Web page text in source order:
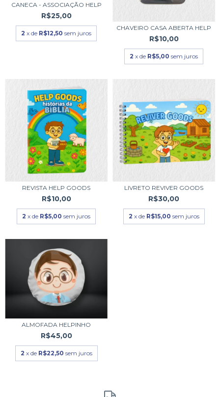
CANECA - ASSOCIAÇÃO HELP
R$25,00
2 x de R$12,50 sem juros
CHAVEIRO CASA ABERTA HELP
R$10,00
2 x de R$5,00 sem juros
REVISTA HELP GOODS
R$10,00
2 x de R$5,00 sem juros
LIVRETO REVIVER GOODS
R$30,00
2 x de R$15,00 sem juros
ALMOFADA HELPINHO
R$45,00
2 x de R$22,50 sem juros